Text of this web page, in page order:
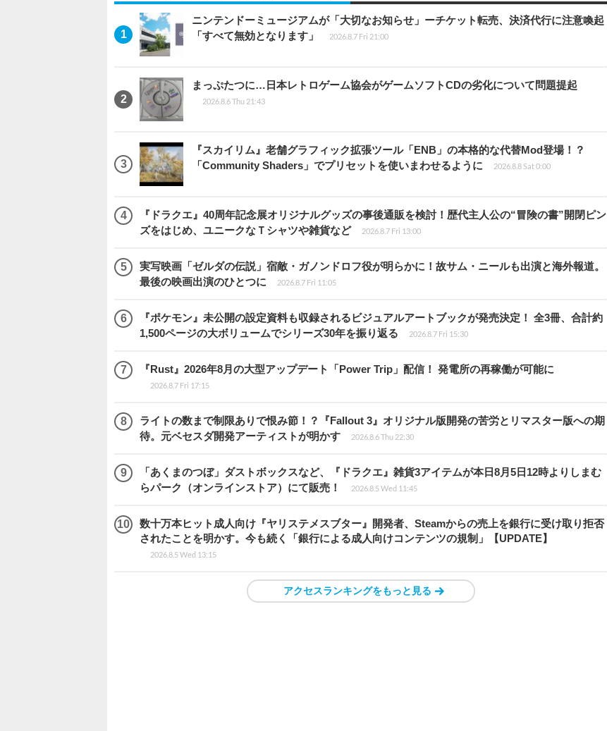
ニンテンドーミュージアムが「大切なお知らせ」ーチケット転売、決済代行に注意喚起
「すべて無効となります」
2026.8.7 Fri 21:00
まっぷたつに…日本レトロゲーム協会がゲームソフトCDの劣化について問題提起
2026.8.6 Thu 21:43
『スカイリム』老舗グラフィック拡張ツール「ENB」の本格的な代替Mod登場！？
「Community Shaders」でプリセットを使いまわせるように
2026.8.8 Sat 0:00
『ドラクエ』40周年記念展オリジナルグッズの事後通販を検討！歴代主人公の“冒険の書”開閉ピン
ズをはじめ、ユニークなＴシャツや雑貨など
2026.8.7 Fri 13:00
実写映画「ゼルダの伝説」宿敵・ガノンドロフ役が明らかに！故サム・ニールも出演と海外報道。
最後の映画出演のひとつに
2026.8.7 Fri 11:05
『ポケモン』未公開の設定資料も収録されるビジュアルアートブックが発売決定！ 全3冊、合計約
1,500ページの大ボリュームでシリーズ30年を振り返る
2026.8.7 Fri 15:30
『Rust』2026年8月の大型アップデート「Power Trip」配信！ 発電所の再稼働が可能に
2026.8.7 Fri 17:15
ライトの数まで制限ありで恨み節！？『Fallout 3』オリジナル版開発の苦労とリマスター版への期
待。元ベセスダ開発アーティストが明かす
2026.8.6 Thu 22:30
「あくまのつぼ」ダストボックスなど、『ドラクエ』雑貨3アイテムが本日8月5日12時よりしまむ
らパーク（オンラインストア）にて販売！
2026.8.5 Wed 11:45
数十万本ヒット成人向け『ヤリステメスブター』開発者、Steamからの売上を銀行に受け取り拒否
されたことを明かす。今も続く「銀行による成人向けコンテンツの規制」【UPDATE】
2026.8.5 Wed 13:15
アクセスランキングをもっと見る